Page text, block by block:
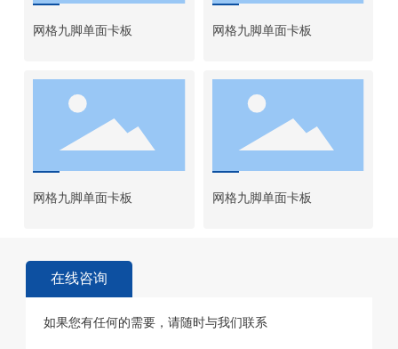
网格九脚单面卡板 网格九脚单面卡板
网格九脚单面卡板 网格九脚单面卡板
在线咨询
如果您有任何的需要，请随时与我们联系